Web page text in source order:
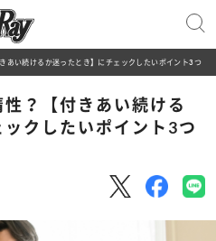
あい続けるか迷ったとき】にチェックしたいポイント3つ
？【付きあい続ける
クしたいポイント3つ